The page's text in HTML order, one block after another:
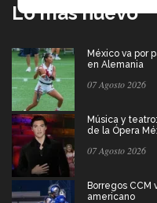
Lo más nuevo
México va por
en Alemania
07 Agosto 2026
Música y
de la Ópera
07 Agosto 2026
Borregos CCM
americano